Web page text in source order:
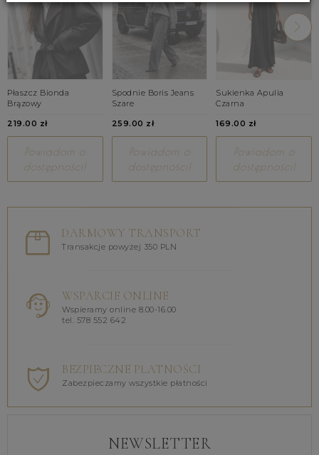
Płaszcz Bionda
Brązowy
219.00 zł
Powiadom o
dostępności!
Spodnie Boris Jeans
Szare
259.00 zł
Powiadom o
dostępności!
Sukienka Apulia
Czarna
169.00 zł
Powiadom o
dostępności!
DARMOWY TRANSPORT
Transakcje powyżej 350 PLN
WSPARCIE ONLINE
Wspieramy online 8.00-16.00
tel. 578 552 642
BEZPIECZNE PŁATNOŚCI
Zabezpieczamy wszystkie płatności
NEWSLETTER